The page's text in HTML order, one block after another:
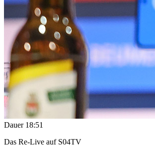
Dauer18:51
Das Re-Live auf S04TV